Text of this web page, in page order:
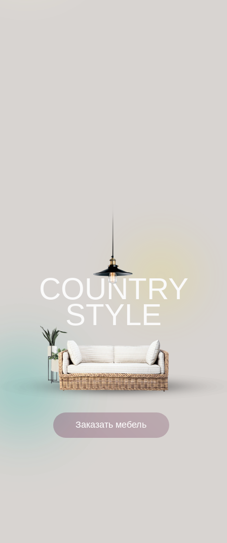
COUNTRY
STYLE
Заказать мебель